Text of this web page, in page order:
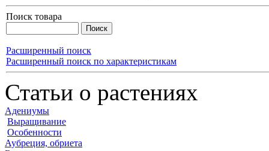
Поиск товара
Расширенный поиск
Расширенный поиск по характеристикам
Статьи о растениях
Адениумы
Выращивание
Особенности
Аубреция, обриета